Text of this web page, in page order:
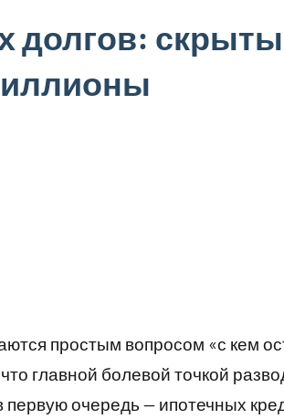
долгов:
простым вопросом «с кем
главной болевой точкой
первую очередь — ипотечных